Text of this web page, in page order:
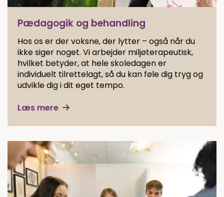
Pædagogik og behandling
Hos os er der voksne, der lytter – også når du
ikke siger noget. Vi arbejder miljøterapeutisk,
hvilket betyder, at hele skoledagen er
individuelt tilrettelagt, så du kan føle dig tryg og
udvikle dig i dit eget tempo.
Læs mere